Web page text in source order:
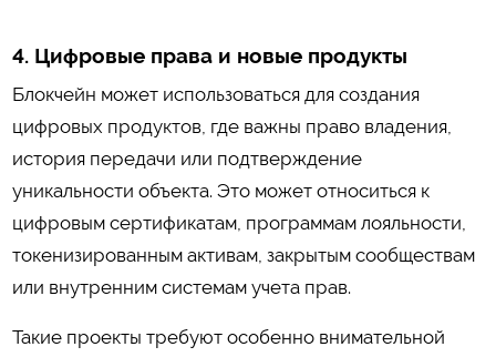
4. Цифровые права и новые продукты
Блокчейн может использоваться для создания
цифровых продуктов, где важны право владения,
история передачи или подтверждение
уникальности объекта. Это может относиться к
цифровым сертификатам, программам лояльности,
токенизированным активам, закрытым сообществам
или внутренним системам учета прав.
Такие проекты требуют особенно внимательной